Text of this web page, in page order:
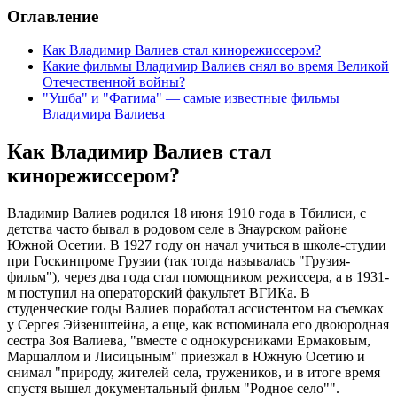
Оглавление
Как Владимир Валиев стал кинорежиссером?
Какие фильмы Владимир Валиев снял во время Великой
Отечественной войны?
"Ушба" и "Фатима" — самые известные фильмы
Владимира Валиева
Как Владимир Валиев стал
кинорежиссером?
Владимир Валиев родился 18 июня 1910 года в Тбилиси, с
детства часто бывал в родовом селе в Знаурском районе
Южной Осетии. В 1927 году он начал учиться в школе-студии
при Госкинпроме Грузии (так тогда называлась "Грузия-
фильм"), через два года стал помощником режиссера, а в 1931-
м поступил на операторский факультет ВГИКа. В
студенческие годы Валиев поработал ассистентом на съемках
у Сергея Эйзенштейна, а еще, как вспоминала его двоюродная
сестра Зоя Валиева, "вместе с однокурсниками Ермаковым,
Маршаллом и Лисицыным" приезжал в Южную Осетию и
снимал "природу, жителей села, тружеников, и в итоге время
спустя вышел документальный фильм "Родное село"".